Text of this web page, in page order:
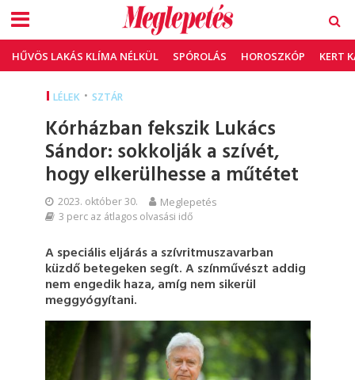
HŰVÖS LAKÁS KLÍMA NÉLKÜL SPÓROLÁS HOROSZKÓP KERT
LÉLEK • SZTÁR
Kórházban fekszik Lukács
Sándor: sokkolják a szívét,
hogy elkerülhesse a műtétet
2023. október 30. Meglepetés
3 perc az átlagos olvasási idő
A speciális eljárás a szívritmuszavarban
küzdő betegeken segít. A színművészt addig
nem engedik haza, amíg nem sikerül
meggyógyítani.